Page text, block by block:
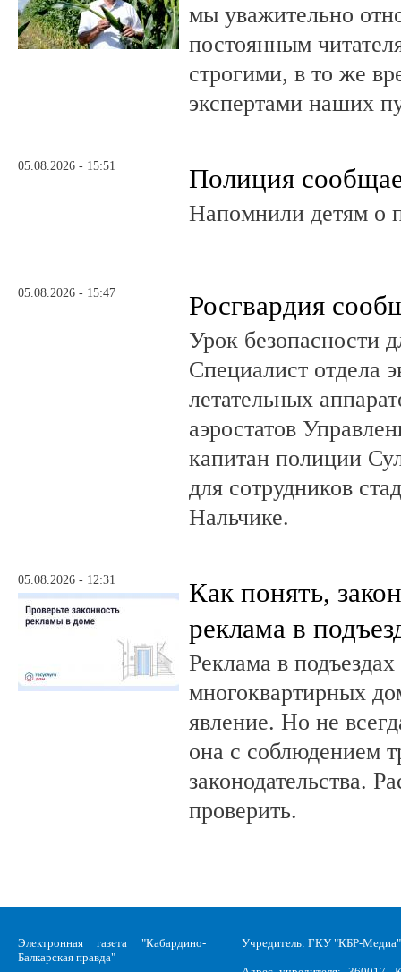
мы уважительно
постоянным
строгими, в то же
экспертами наших
05.08.2026 - 15:51 Полиция
Напомнили детям о
05.08.2026 - 15:47 Росгвардия
Урок безопасности
Специалист отдела
летательных
аэростатов
капитан полиции
для сотрудников
Нальчике.
05.08.2026 - 12:31
Как понять,
реклама в
Реклама в
многоквартирных
явление. Но не
она с соблюдением
законодательства.
проверить.
Электронная газета "Кабардино-
Балкарская правда"
Учредитель: ГКУ "КБР-Медиа"